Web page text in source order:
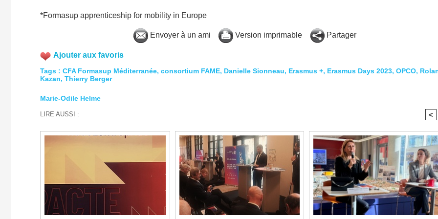
*Formasup apprenticeship for mobility in Europe
Envoyer à un ami Version imprimable Partager
Ajouter aux favoris
Tags: CFA Formasup Méditerranée, consortium FAME, Danielle Sionneau, Erasmus +, Erasmus Days 2023, OPCO,
Kazan, Thierry Berger
Marie-Odile Helme
LIRE AUSSI : <